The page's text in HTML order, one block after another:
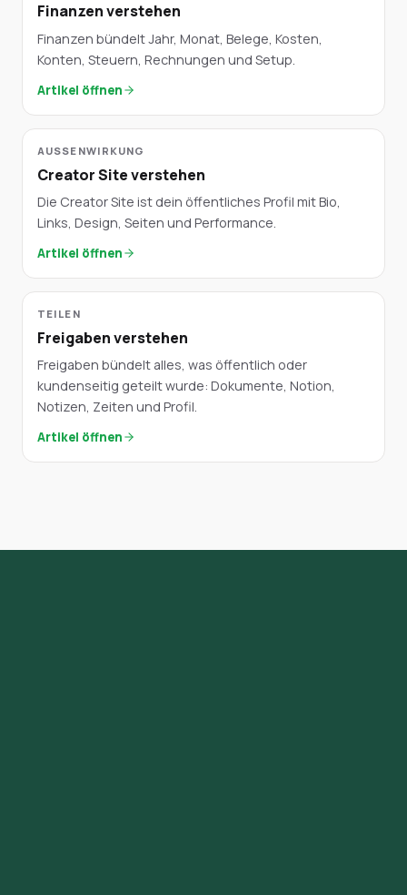
Finanzen verstehen
Finanzen bündelt Jahr, Monat, Belege, Kosten,
Konten, Steuern, Rechnungen und Setup.
Artikel öffnen
AUSSENWIRKUNG
Creator Site verstehen
Die Creator Site ist dein öffentliches Profil mit Bio,
Links, Design, Seiten und Performance.
Artikel öffnen
TEILEN
Freigaben verstehen
Freigaben bündelt alles, was öffentlich oder
kundenseitig geteilt wurde: Dokumente, Notion,
Notizen, Zeiten und Profil.
Artikel öffnen